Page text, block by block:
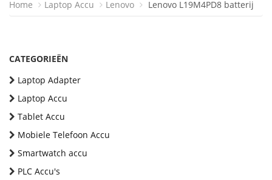
Home Laptop Accu Lenovo Lenovo L19M4PD8 batterij
CATEGORIEËN
Laptop Adapter
Laptop Accu
Tablet Accu
Mobiele Telefoon Accu
Smartwatch accu
PLC Accu's